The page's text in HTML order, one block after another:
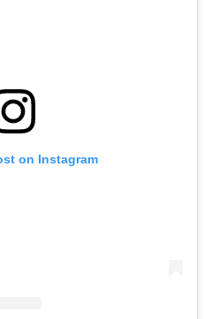
on Instagram